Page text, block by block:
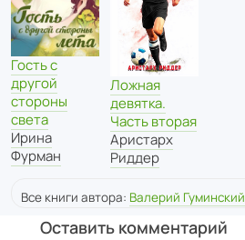
Гость с
другой
стороны
света
Ирина
Фурман
Ложная
девятка.
Часть вторая
Аристарх
Риддер
Все книги автора: Валерий Гуминский
Оставить комментарий